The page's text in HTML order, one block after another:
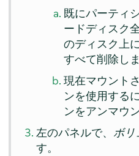
既にパーティ
ードディスク
のディスク上
すべて削除しま
現在マウント
ンを使用する
ンをアンマウ
左のパネルで、 ボリ
す。